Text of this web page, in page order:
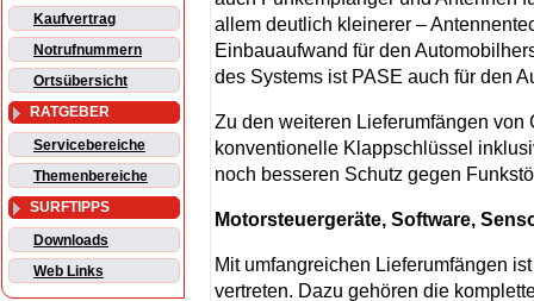
Kaufvertrag
Notrufnummern
Ortsübersicht
RATGEBER
Servicebereiche
Themenbereiche
SURFTIPPS
Downloads
Web Links
allem deutlich kleinerer –
Einbauaufwand für den
des Systems ist PASE auch für den
Zu den weiteren Lieferumfängen
konventionelle Klappschlüssel
noch besseren Schutz gegen
Motorsteuergeräte, Software,
Mit umfangreichen Lieferumfängen
vertreten. Dazu gehören die